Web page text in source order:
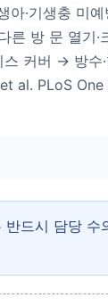
·기생충 미예
방 문 열기·
커버 → 방수
al. PLoS
드시 담당 수